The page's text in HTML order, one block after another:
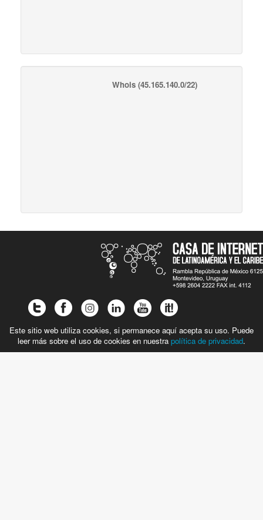
Whois (45.165.140.0/22)
Este sitio web utiliza cookies, si permanece aquí acepta su uso. Puede
leer más sobre el uso de cookies en nuestra política de privacidad.